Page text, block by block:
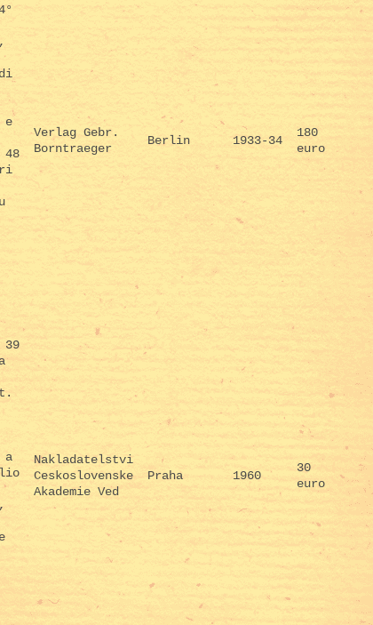
e
48
Verlag Gebr.
Borntraeger
Berlin 1933-34
180
euro
a
Nakladatelstvi
Ceskoslovenske
Akademie Ved
Praha 1960
30
euro